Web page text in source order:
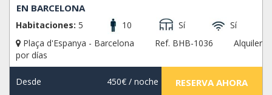
EN BARCELONA
Habitaciones: 5 10 Sí
Sí
Plaça d'Espanya - Barcelona
Ref. BHB-1036
Alquiler
por días
Desde 450€/ noche RESERVA AHORA